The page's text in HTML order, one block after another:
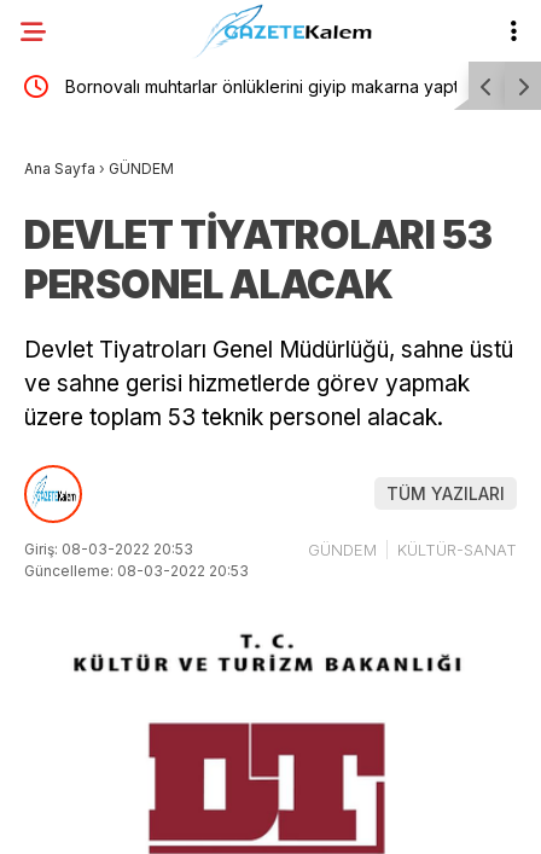
Bornovalı muhtarlar önlüklerini giyip makarna yaptı
Ana Sayfa › GÜNDEM
DEVLET TİYATROLARI 53
PERSONEL ALACAK
Devlet Tiyatroları Genel Müdürlüğü, sahne üstü
ve sahne gerisi hizmetlerde görev yapmak
üzere toplam 53 teknik personel alacak.
TÜM YAZILARI
Giriş: 08-03-2022 20:53
Güncelleme: 08-03-2022 20:53
GÜNDEM KÜLTÜR-SANAT